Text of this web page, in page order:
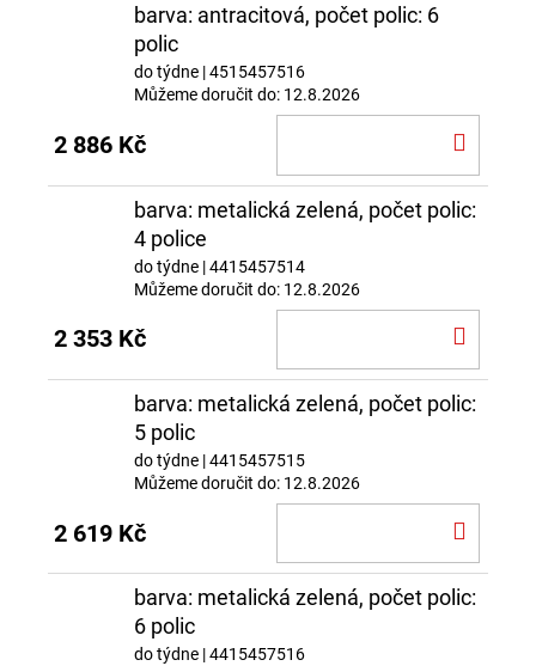
barva: antracitová, počet polic: 6
polic
do týdne | 4515457516
Můžeme doručit do: 12.8.2026
2 886 Kč
barva: metalická zelená, počet polic:
4 police
do týdne | 4415457514
Můžeme doručit do: 12.8.2026
2 353 Kč
barva: metalická zelená, počet polic:
5 polic
do týdne | 4415457515
Můžeme doručit do: 12.8.2026
2 619 Kč
barva: metalická zelená, počet polic:
6 polic
do týdne | 4415457516